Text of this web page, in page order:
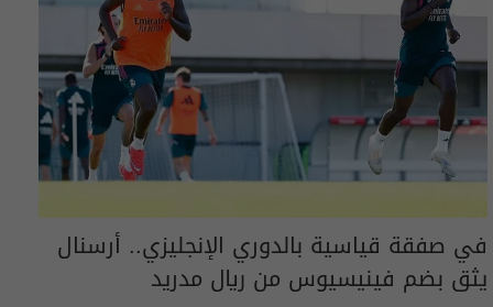
في صفقة قياسية بالدوري الإنجليزي.. أرسنال
يثق بضم فينيسيوس من ريال مدريد